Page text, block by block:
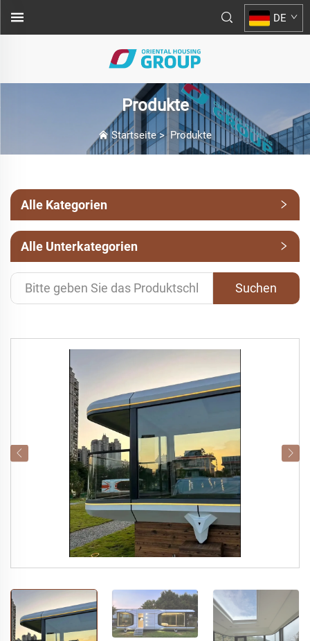
DE
Produkte
Startseite> Produkte
Alle Kategorien
Alle Unterkategorien
Suchen